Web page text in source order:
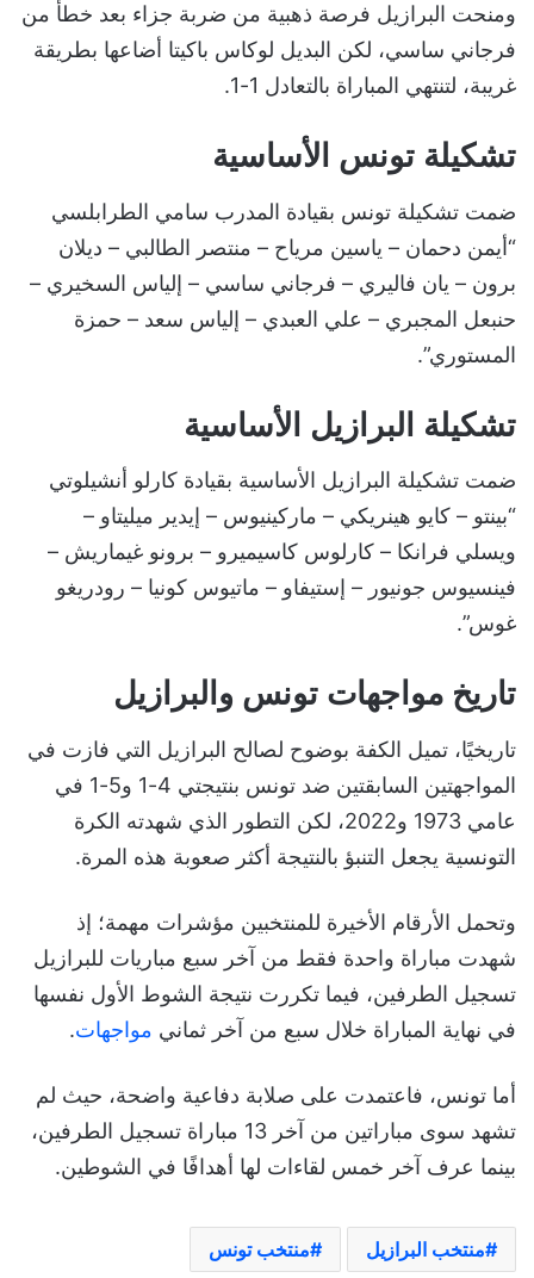
ومنحت البرازيل فرصة ذهبية من ضربة جزاء بعد خطأ من
فرجاني ساسي، لكن البديل لوكاس باكيتا أضاعها بطريقة
غريبة، لتنتهي المباراة بالتعادل 1-1.
تشكيلة تونس الأساسية
ضمت تشكيلة تونس بقيادة المدرب سامي الطرابلسي
“أيمن دحمان – ياسين مرياح – منتصر الطالبي – ديلان
برون – يان فاليري – فرجاني ساسي – إلياس السخيري –
حنبعل المجبري – علي العبدي – إلياس سعد – حمزة
المستوري”.
تشكيلة البرازيل الأساسية
ضمت تشكيلة البرازيل الأساسية بقيادة كارلو أنشيلوتي
“بينتو – كايو هينريكي – ماركينيوس – إيدير ميليتاو –
ويسلي فرانكا – كارلوس كاسيميرو – برونو غيماريش –
فينسيوس جونيور – إستيفاو – ماتيوس كونيا – رودريغو
غوس”.
تاريخ مواجهات تونس والبرازيل
تاريخيًا، تميل الكفة بوضوح لصالح البرازيل التي فازت في
المواجهتين السابقتين ضد تونس بنتيجتي 4-1 و5-1 في
عامي 1973 و2022، لكن التطور الذي شهدته الكرة
التونسية يجعل التنبؤ بالنتيجة أكثر صعوبة هذه المرة.
وتحمل الأرقام الأخيرة للمنتخبين مؤشرات مهمة؛ إذ
شهدت مباراة واحدة فقط من آخر سبع مباريات للبرازيل
تسجيل الطرفين، فيما تكررت نتيجة الشوط الأول نفسها
في نهاية المباراة خلال سبع من آخر ثماني مواجهات.
أما تونس، فاعتمدت على صلابة دفاعية واضحة، حيث لم
تشهد سوى مباراتين من آخر 13 مباراة تسجيل الطرفين،
بينما عرف آخر خمس لقاءات لها أهدافًا في الشوطين.
منتخب البرازيل منتخب تونس